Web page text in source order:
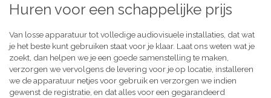
Huren voor een schappelijke prijs
Van losse apparatuur tot volledige audiovisuele installaties, dat wat
je het beste kunt gebruiken staat voor je klaar. Laat ons weten wat je
zoekt, dan helpen we je een goede samenstelling te maken,
verzorgen we vervolgens de levering voor je op locatie, installeren
we de apparatuur netjes voor gebruik en verzorgen we indien
gewenst de registratie, en dat alles voor een gegarandeerd